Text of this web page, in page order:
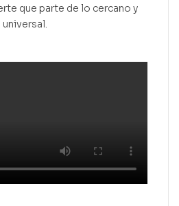
que parte de lo cercano y